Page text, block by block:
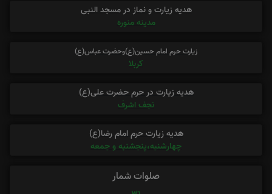
هدیه زیارت و نماز در مسجد النبی
مدینه منوره
زیارت حرم امام حسین(ع)وحضرت عباس(ع)
کربلا
هدیه زیارت در حرم حضرت علی(ع)
نجف اشرف
هدیه زیارت حرم امام رضا(ع)
چهارشنبه،پنجشنبه و جمعه
صلوات شمار